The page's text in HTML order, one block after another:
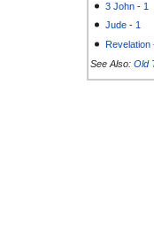
3 John - 1
Jude -1
Revelation
See Also: Old